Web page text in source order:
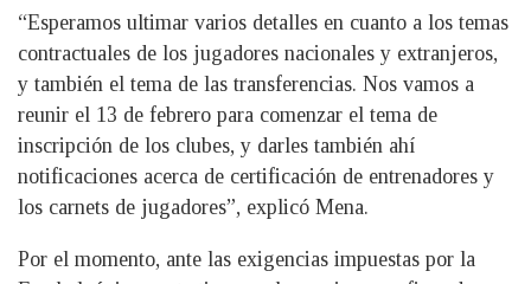
“Esperamos ultimar varios detalles en cuanto a los temas
contractuales de los jugadores nacionales y extranjeros,
y también el tema de las transferencias. Nos vamos a
reunir el 13 de febrero para comenzar el tema de
inscripción de los clubes, y darles también ahí
notificaciones acerca de certificación de entrenadores y
los carnets de jugadores”, explicó Mena.
Por el momento, ante las exigencias impuestas por la